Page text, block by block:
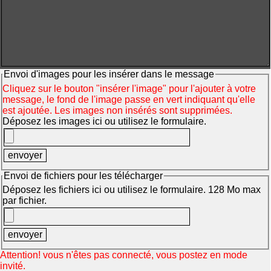
Envoi d'images pour les insérer dans le message
Cliquez sur le bouton "insérer l'image" pour l'ajouter à votre
message, le fond de l'image passe en vert indiquant qu'elle
est ajoutée. Les images non insérés sont supprimées.
Déposez les images ici ou utilisez le formulaire.
Envoi de fichiers pour les télécharger
Déposez les fichiers ici ou utilisez le formulaire. 128 Mo max
par fichier.
Attention! vous n'êtes pas connecté, vous postez en mode
invité.